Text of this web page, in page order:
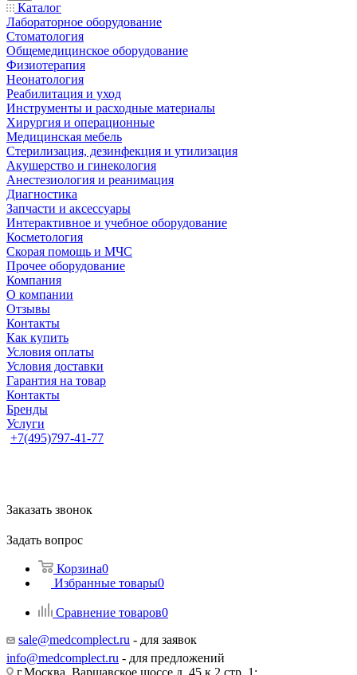
Каталог
Лабораторное оборудование
Стоматология
Общемедицинское оборудование
Физиотерапия
Неонатология
Реабилитация и уход
Инструменты и расходные материалы
Хирургия и операционные
Медицинская мебель
Стерилизация, дезинфекция и утилизация
Акушерство и гинекология
Анестезиология и реанимация
Диагностика
Запчасти и аксессуары
Интерактивное и учебное оборудование
Косметология
Скорая помощь и МЧС
Прочее оборудование
Компания
О компании
Отзывы
Контакты
Как купить
Условия оплаты
Условия доставки
Гарантия на товар
Контакты
Бренды
Услуги
+7(495)797-41-77
Заказать звонок
Задать вопрос
Корзина0
Избранные товары0
Сравнение товаров0
sale@medcomplect.ru - для заявок
info@medcomplect.ru - для предложений
г.Москва, Варшавское шоссе д. 45 к.2 стр. 1;